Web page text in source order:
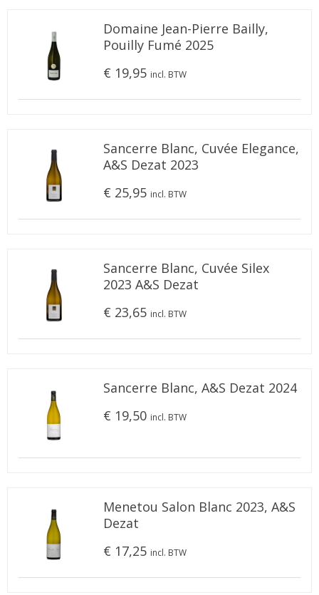
Domaine Jean-Pierre Bailly,
Pouilly Fumé 2025
€ 19,95 incl. BTW
Sancerre Blanc, Cuvée Elegance,
A&S Dezat 2023
€ 25,95 incl. BTW
Sancerre Blanc, Cuvée Silex
2023 A&S Dezat
€ 23,65 incl. BTW
Sancerre Blanc, A&S Dezat 2024
€ 19,50 incl. BTW
Menetou Salon Blanc 2023, A&S
Dezat
€ 17,25 incl. BTW